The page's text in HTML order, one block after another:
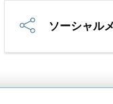
ソーシャル